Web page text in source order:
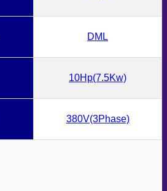
DML
10Hp(7.5Kw)
380V(3Phase)